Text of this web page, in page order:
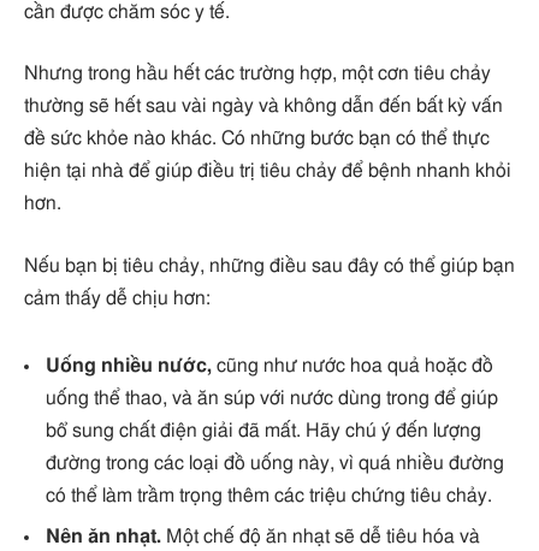
cần được chăm sóc y tế.
Nhưng trong hầu hết các trường hợp, một cơn tiêu chảy
thường sẽ hết sau vài ngày và không dẫn đến bất kỳ vấn
đề sức khỏe nào khác. Có những bước bạn có thể thực
hiện tại nhà để giúp điều trị tiêu chảy để bệnh nhanh khỏi
hơn.
Nếu bạn bị tiêu chảy, những điều sau đây có thể giúp bạn
cảm thấy dễ chịu hơn:
Uống nhiều nước, cũng như nước hoa quả hoặc đồ
uống thể thao, và ăn súp với nước dùng trong để giúp
bổ sung chất điện giải đã mất. Hãy chú ý đến lượng
đường trong các loại đồ uống này, vì quá nhiều đường
có thể làm trầm trọng thêm các triệu chứng tiêu chảy.
Nên ăn nhạt. Một chế độ ăn nhạt sẽ dễ tiêu hóa và